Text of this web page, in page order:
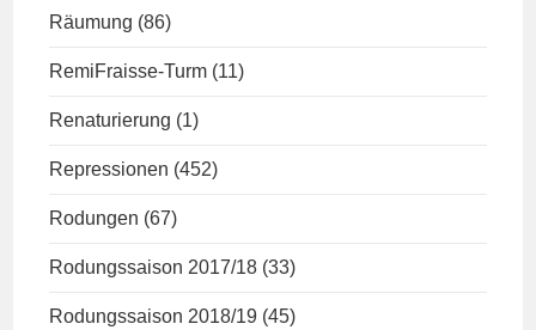
Räumung (86)
RemiFraisse-Turm (11)
Renaturierung (1)
Repressionen (452)
Rodungen (67)
Rodungssaison 2017/18 (33)
Rodungssaison 2018/19 (45)